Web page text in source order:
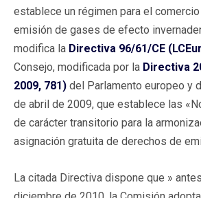
establece un régimen para el
emisión de gases de efecto
modifica la Directiva 96/61/CE
Consejo, modificada por la Directiva
2009, 781) del Parlamento europeo y
de abril de 2009, que establece las
de carácter transitorio para la
asignación gratuita de derechos de
La citada Directiva dispone que »